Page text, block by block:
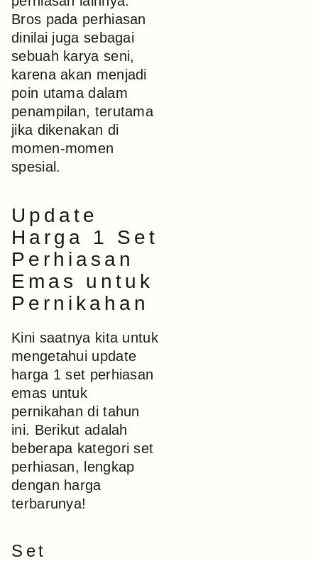
Bros pada perhiasan
dinilai juga sebagai
sebuah karya seni,
karena akan menjadi
poin utama dalam
penampilan, terutama
jika dikenakan di
momen-momen
spesial.
Update
Harga 1 Set
Perhiasan
Emas untuk
Pernikahan
Kini saatnya kita untuk
mengetahui update
harga 1 set perhiasan
emas untuk
pernikahan di tahun
ini. Berikut adalah
beberapa kategori set
perhiasan, lengkap
dengan harga
terbarunya!
Set